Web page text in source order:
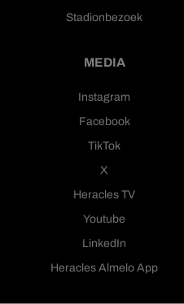
Stadionbezoek
MEDIA
Instagram
Facebook
TikTok
X
Heracles TV
Youtube
LinkedIn
Heracles Almelo App